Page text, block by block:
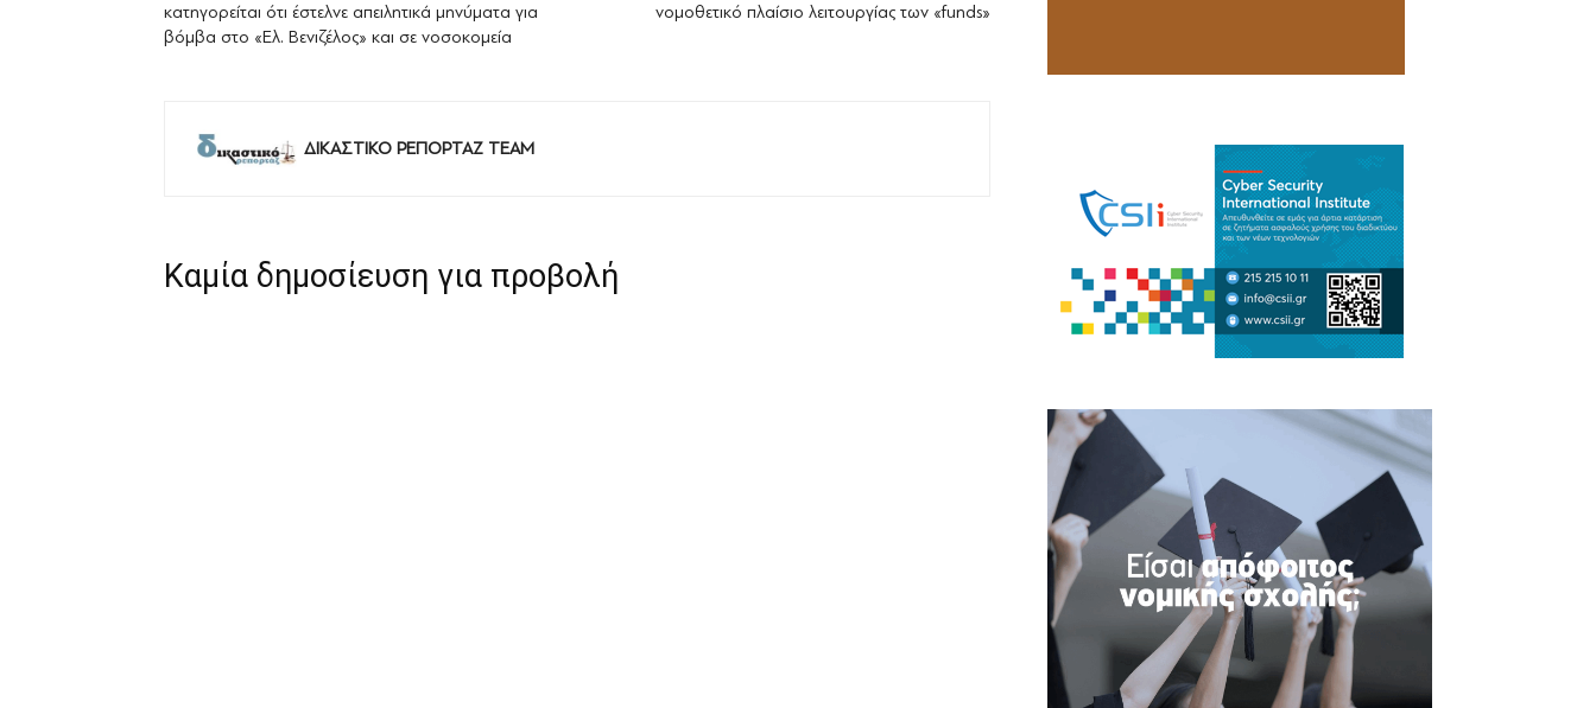
κατηγορείται ότι έστελνε απειλητικά μηνύματα για
βόμβα στο «Ελ. Βενιζέλος» και σε νοσοκομεία
νομοθετικό πλαίσιο λειτουργίας των «funds»
ΔΙΚΑΣΤΙΚΟ ΡΕΠΟΡΤΑΖ TEAM
Καμία δημοσίευση για προβολή